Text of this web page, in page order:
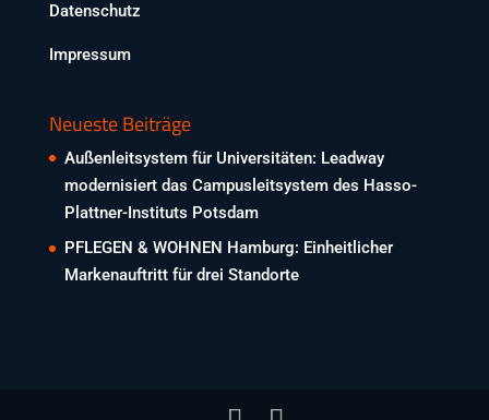
Datenschutz
Impressum
Neueste Beiträge
Außenleitsystem für Universitäten: Leadway
modernisiert das Campusleitsystem des Hasso-
Plattner-Instituts Potsdam
PFLEGEN & WOHNEN Hamburg: Einheitlicher
Markenauftritt für drei Standorte